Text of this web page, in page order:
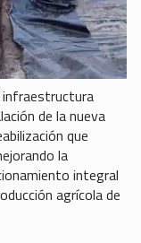
infraestructura
de la nueva
que
la
integral
agrícola de